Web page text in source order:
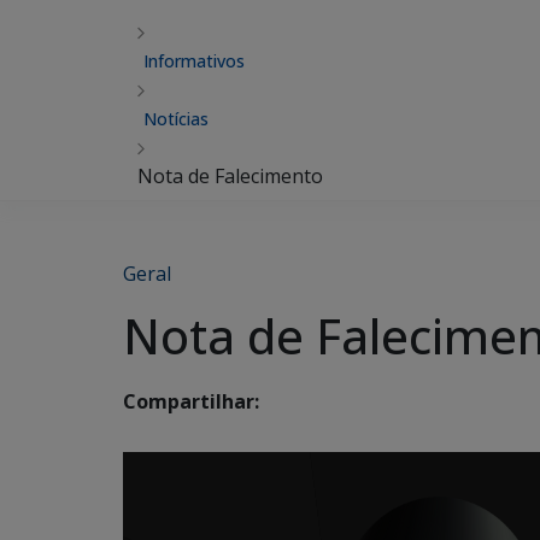
Informativos
Notícias
Nota de Falecimento
Geral
Nota de
Compartilhar: